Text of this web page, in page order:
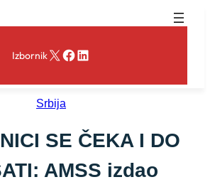
IzbornikX Facebook
LinkedIn
Srbija
SE ČEKA I DO
AMSS izdao